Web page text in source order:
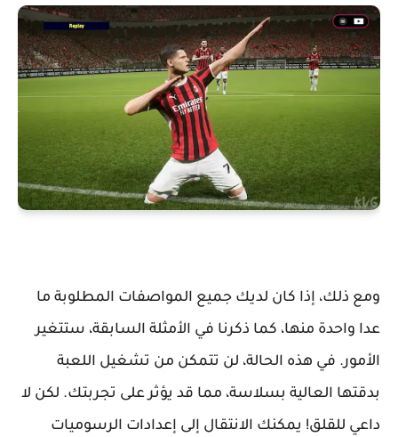
ومع ذلك، إذا كان لديك جميع المواصفات المطلوبة ما
عدا واحدة منها، كما ذكرنا في الأمثلة السابقة، ستتغير
الأمور. في هذه الحالة، لن تتمكن من تشغيل اللعبة
بدقتها العالية بسلاسة، مما قد يؤثر على تجربتك. لكن لا
داعي للقلق! يمكنك الانتقال إلى إعدادات الرسوميات